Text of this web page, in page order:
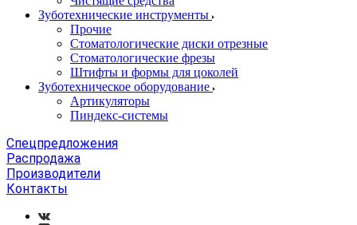
Зуботехнические инструменты
Прочие
Стоматологические диски отрезные
Стоматологические фрезы
Штифты и формы для цоколей
Зуботехническое оборудование
Артикуляторы
Пиндекс-системы
Спецпредложения
Распродажа
Производители
Контакты